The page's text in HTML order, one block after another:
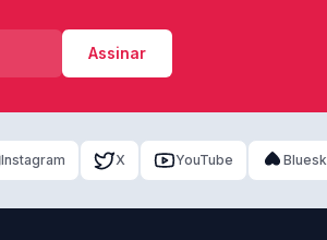
Assinar
Instagram X YouTube